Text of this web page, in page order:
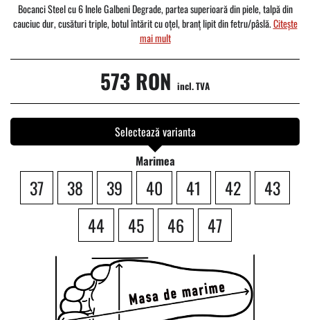
Bocanci Steel cu 6 Inele Galbeni Degrade, partea superioară din piele, talpă din
cauciuc dur, cusături triple, botul întărit cu oțel, branț lipit din fetru/pâslă.Citește
mai mult
573 RON incl. TVA
Selectează varianta
Marimea
37 38 39 40 41 42
43
44
45 46 47